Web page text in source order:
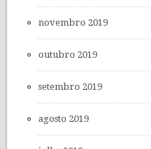
novembro 2019
outubro 2019
setembro 2019
agosto 2019